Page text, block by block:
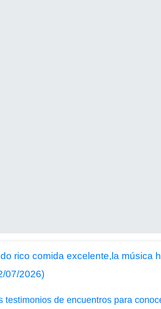
rico comida excelente,la música
07/2026)
testimonios de encuentros para